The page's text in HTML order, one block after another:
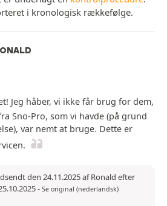
i kronologisk rækkefølge.
Jeg håber, vi ikke får brug for dem,
Sno-Pro, som vi havde (på grund
var nemt at bruge. Dette er
den 24.11.2025 af Ronald efter
- Se original (nederlandsk)